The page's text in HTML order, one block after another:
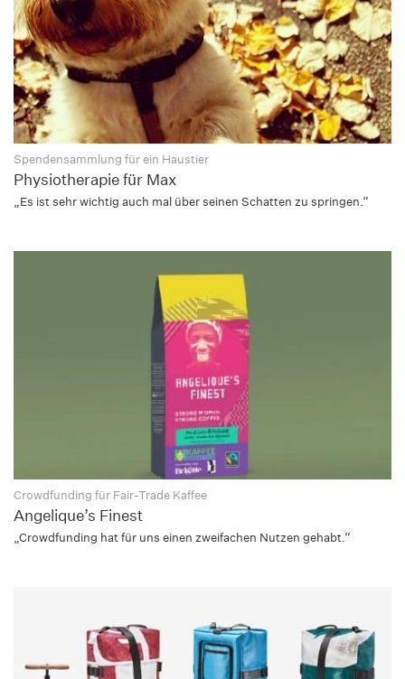
Spendensammlung für ein Haustier
Physiotherapie für Max
„Es ist sehr wichtig auch mal über seinen Schatten zu springen.“
Crowdfunding für Fair-Trade Kaffee
Angelique’s Finest
„Crowdfunding hat für uns einen zweifachen Nutzen gehabt.“